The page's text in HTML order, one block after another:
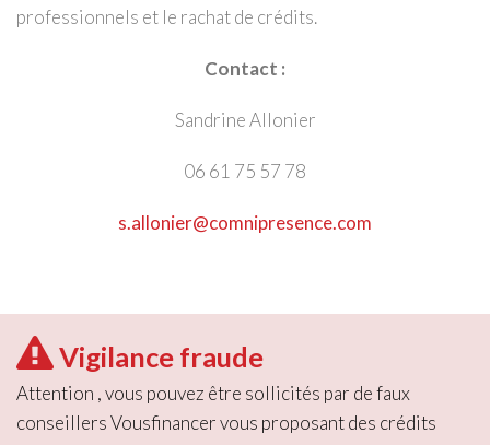
professionnels et le rachat de crédits.
Contact :
Sandrine Allonier
06 61 75 57 78
s.allonier@comnipresence.com
Vigilance fraude
Attention , vous pouvez être sollicités par de faux
conseillers Vousfinancer vous proposant des crédits